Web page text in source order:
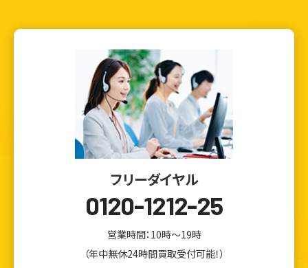
フリーダイヤル
0120-1212-25
営業時間：10時～19時
（年中無休24時間買取受付可能！）